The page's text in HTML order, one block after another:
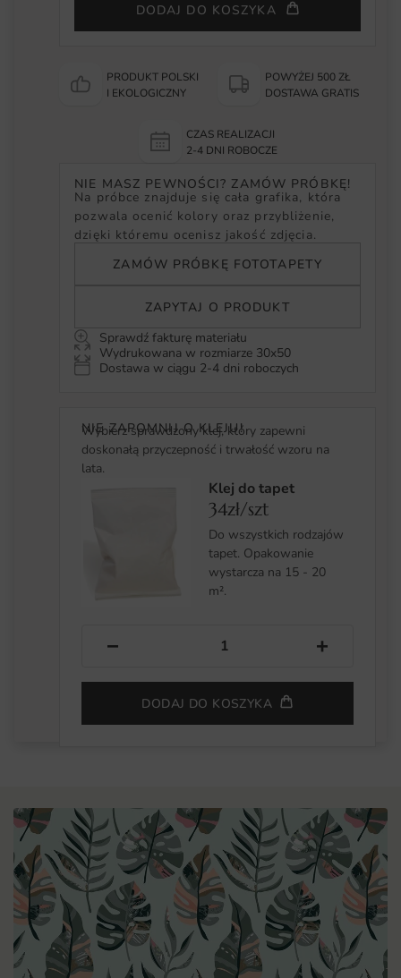
DODAJ DO KOSZYKA
PRODUKT POLSKI
I EKOLOGICZNY
POWYŻEJ 500 ZŁ
DOSTAWA GRATIS
CZAS REALIZACJI
2-4 DNI ROBOCZE
NIE MASZ PEWNOŚCI? ZAMÓW PRÓBKĘ!
Na próbce znajduje się cała grafika, która
pozwala ocenić kolory oraz przybliżenie,
dzięki któremu ocenisz jakość zdjęcia.
ZAMÓW PRÓBKĘ FOTOTAPETY
ZAPYTAJ O PRODUKT
Sprawdź fakturę materiału
Wydrukowana w rozmiarze 30x50
Dostawa w ciągu 2-4 dni roboczych
NIE ZAPOMNIJ O KLEJU!
Wybierz sprawdzony klej, który zapewni
doskonałą przyczepność i trwałość wzoru na
lata.
Klej do tapet
34zł/szt
Do wszystkich rodzajów
tapet. Opakowanie
wystarcza na 15 - 20
m².
− +
DODAJ DO KOSZYKA